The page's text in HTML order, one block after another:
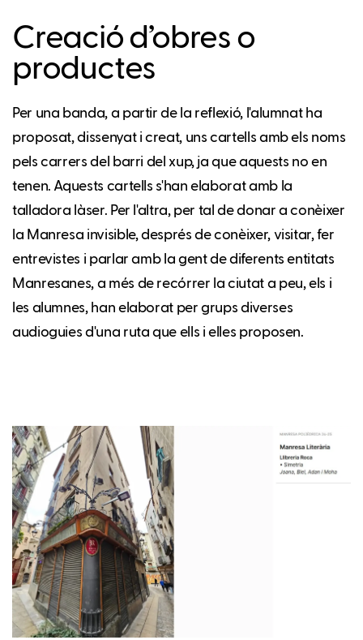
Creació d’obres o
productes
Per una banda, a partir de la reflexió, l'alumnat ha
proposat, dissenyat i creat, uns cartells amb els noms
pels carrers del barri del xup, ja que aquests no en
tenen. Aquests cartells s'han elaborat amb la
talladora làser. Per l'altra, per tal de donar a conèixer
la Manresa invisible, després de conèixer, visitar, fer
entrevistes i parlar amb la gent de diferents entitats
Manresanes, a més de recórrer la ciutat a peu, els i
les alumnes, han elaborat per grups diverses
audioguies d'una ruta que ells i elles proposen.